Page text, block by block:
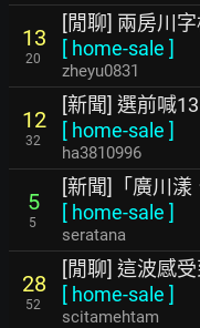
13
20
[閒聊] 兩房川
[ home-sale ]
zheyu0831
12
32
[新聞] 選前喊
[ home-sale ]
ha3810996
5
5
[新聞]「廣川
[ home-sale ]
seratana
28
52
[閒聊] 這波感
[ home-sale ]
scitamehtam